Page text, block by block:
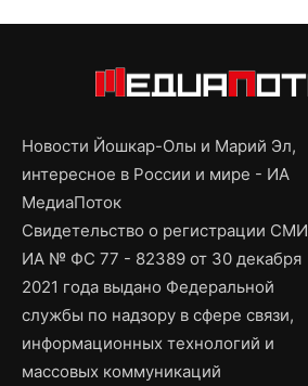
Новости Йошкар-Олы и Марий Эл,
интересное в России и мире - ИА
МедиаПоток
Свидетельство о регистрации СМИ
ИА № ФС 77 - 82389 от 30 декабря
2021 года выдано Федеральной
службы по надзору в сфере связи,
информационных технологий и
массовых коммуникаций